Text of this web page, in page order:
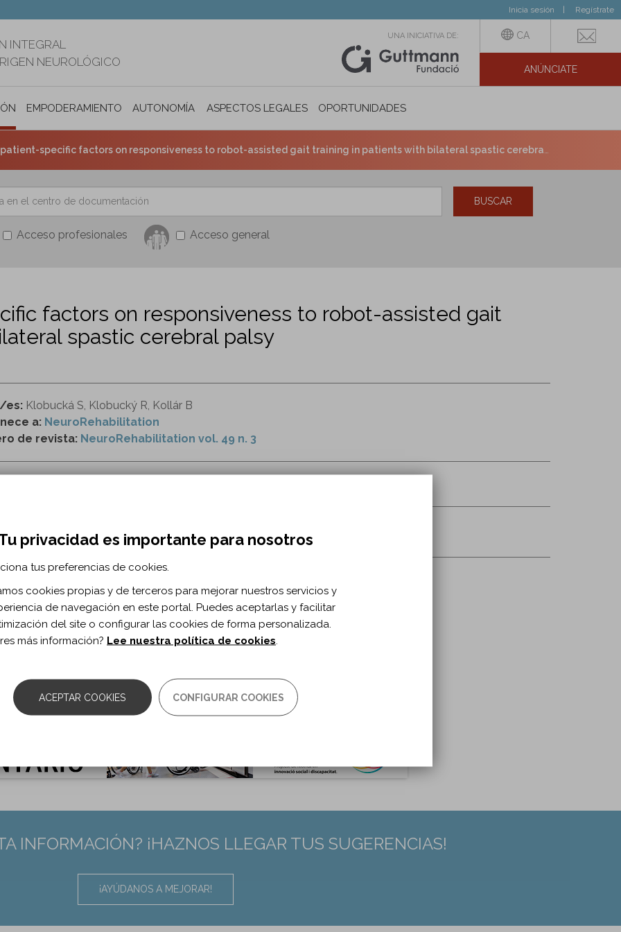
Inicia sesión Regístrate
INTEGRAL
NEUROLÓGICO
UNA INICIATIVA DE: CA
ANÚNCIATE
EMPODERAMIENTO AUTONOMÍA PERSONAL E INCLUSIÓN SOCIAL
ASPECTOS LEGALES OPORTUNIDADES
specific factors on responsiveness to robot-assisted gait training in patients with bilateral spastic cerebral palsy
Acceso profesionales Acceso general
BUSCAR
factors on responsiveness to robot-assisted gait
spastic cerebral palsy
es: Klobucká S, Klobucký R, Kollár B
a: NeuroRehabilitation
de revista: NeuroRehabilitation vol. 49 n. 3
2021
2021;49(3)
documento:Artículo
10.3233/NRE-210130
INFORMACIÓN? ¡HAZNOS LLEGAR TUS SUGERENCIAS!
¡AYÚDANOS A MEJORAR!
privacidad es importante para nosotros
tus preferencias de cookies.
cookies propias y de terceros para mejorar nuestros servicios y
de navegación en este portal. Puedes aceptarlas y facilitar
del site o configurar las cookies de forma personalizada.
más información? Lee nuestra política de cookies
ACEPTAR COOKIES CONFIGURAR COOKIES